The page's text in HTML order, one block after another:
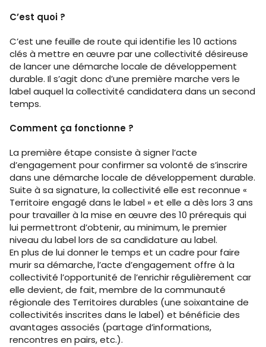
C’est quoi ?
C’est une feuille de route qui identifie les 10 actions
clés à mettre en œuvre par une collectivité désireuse
de lancer une démarche locale de développement
durable. Il s’agit donc d’une première marche vers le
label auquel la collectivité candidatera dans un second
temps.
Comment ça fonctionne ?
La première étape consiste à signer l’acte
d’engagement pour confirmer sa volonté de s’inscrire
dans une démarche locale de développement durable.
Suite à sa signature, la collectivité elle est reconnue «
Territoire engagé dans le label » et elle a dès lors 3 ans
pour travailler à la mise en œuvre des 10 prérequis qui
lui permettront d’obtenir, au minimum, le premier
niveau du label lors de sa candidature au label.
En plus de lui donner le temps et un cadre pour faire
murir sa démarche, l’acte d’engagement offre à la
collectivité l’opportunité de l’enrichir régulièrement car
elle devient, de fait, membre de la communauté
régionale des Territoires durables (une soixantaine de
collectivités inscrites dans le label) et bénéficie des
avantages associés (partage d’informations,
rencontres en pairs, etc.).